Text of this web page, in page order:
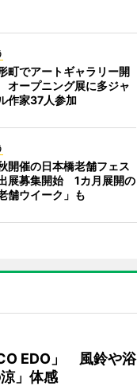
町でアートギャラリー開
ープニング展に多ジャ
作家37人参加
開催の日本橋老舗フェス
展募集開始 1カ月展開の
老舗ウイーク」も
EDO」 風鈴や浴
」体感